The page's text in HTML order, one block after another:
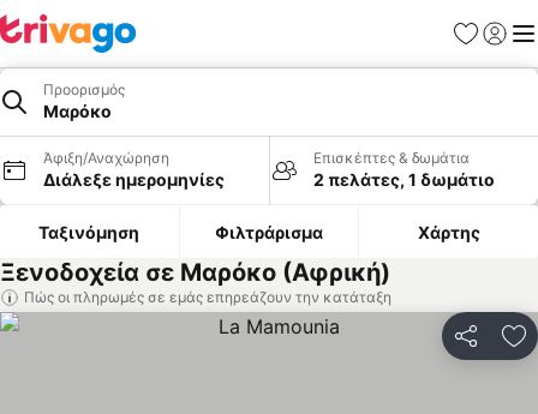
Προορισμός
Μαρόκο
Άφιξη/Αναχώρηση
Διάλεξε ημερομηνίες
Επισκέπτες & δωμάτια
2 πελάτες, 1 δωμάτιο
Ταξινόμηση Φιλτράρισμα Χάρτης
Ξενοδοχεία σε Μαρόκο (Αφρική)
Πώς οι πληρωμές σε εμάς επηρεάζουν την κατάταξη